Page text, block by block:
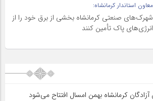
معاون استاندار کرمانشاه:
شهرک‌های صنعتی کرمانشاه بخشی از برق خود را از
انرژی‌های پاک تأمین کنند
آزادگان کرمانشاه بهمن امسال افتتاح می‌شود